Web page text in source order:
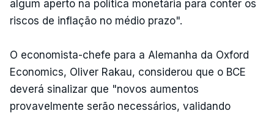
algum aperto na política monetária para conter os
riscos de inflação no médio prazo".
O economista-chefe para a Alemanha da Oxford
Economics, Oliver Rakau, considerou que o BCE
deverá sinalizar que "novos aumentos
provavelmente serão necessários, validando